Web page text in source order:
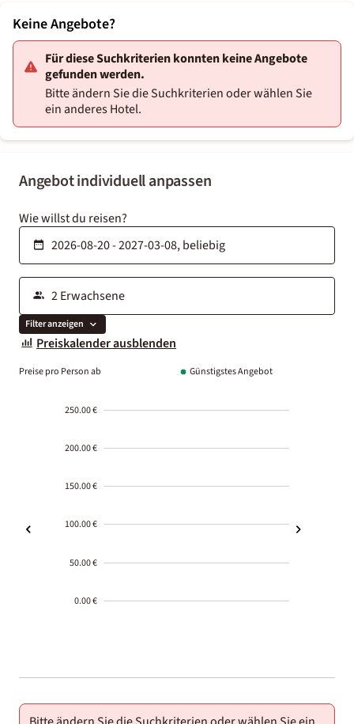
Angebot individuell anpassen
Wie willst du reisen?
Filter anzeigen
Preiskalender ausblenden
Preise pro Person ab Günstigstes Angebot
250.00 €
200.00 €
150.00 €
100.00 €
50.00 €
0.00 €
01-02
Keine Angebote?
Für diese Suchkriterien konnten keine Angebote
gefunden werden.
Bitte ändern Sie die Suchkriterien oder wählen Sie
ein anderes Hotel.